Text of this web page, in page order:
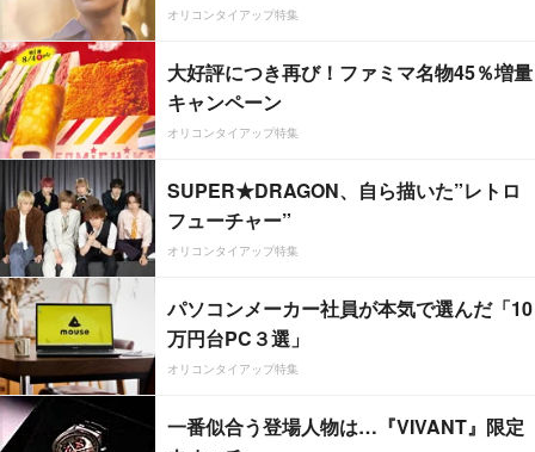
オリコンタイアップ特集
大好評につき再び！ファミマ名物45％増量
キャンペーン
オリコンタイアップ特集
SUPER★DRAGON、自ら描いた”レトロ
フューチャー”
オリコンタイアップ特集
パソコンメーカー社員が本気で選んだ「10
万円台PC３選」
オリコンタイアップ特集
一番似合う登場人物は…『VIVANT』限定